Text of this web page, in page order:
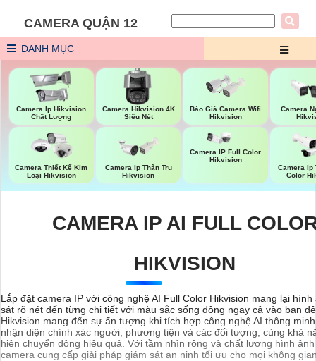
CAMERA QUẬN 12
DANH MỤC
Camera Ip Hikvision
Chất Lượng
Camera Hikvision 4K
Siêu Nét
Báo Giá Camera Wifi
Hikvision
Camera
Camera Thiết Kế Kim
Loại Hikvision
Camera Ip Thân Trụ
Hikvision
Camera IP Full Color
Hikvision
Camera Ip
Color
CAMERA IP AI FULL
HIKVISION
Lắp đặt camera IP với công nghệ AI Full Color Hikvision mang lại hình
sát rõ nét đến từng chi tiết với màu sắc sống động ngay cả vào ban
Hikvision mang đến sự ấn tượng khi tích hợp công nghệ AI thông
nhận diện chính xác người, phương tiện và các đối tượng, cùng khả
hiện chuyển động hiệu quả. Với tầm nhìn rộng và chất lượng hình
camera cung cấp giải pháp giám sát an ninh tối ưu cho mọi không